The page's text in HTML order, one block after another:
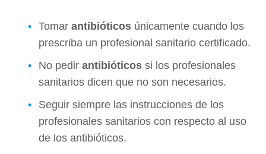
Tomar antibióticos únicamente cuando los
prescriba un profesional sanitario certificado.
No pedir antibióticos si los profesionales
sanitarios dicen que no son necesarios.
Seguir siempre las instrucciones de los
profesionales sanitarios con respecto al uso
de los antibióticos.